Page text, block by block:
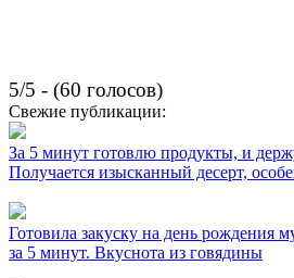
5/5 - (60 голосов)
Свежие публикации:
За 5 минут готовлю продукты, и
Получается изысканный десерт,
Готовила закуску на день рождения
за 5 минут. Вкуснота из говядины